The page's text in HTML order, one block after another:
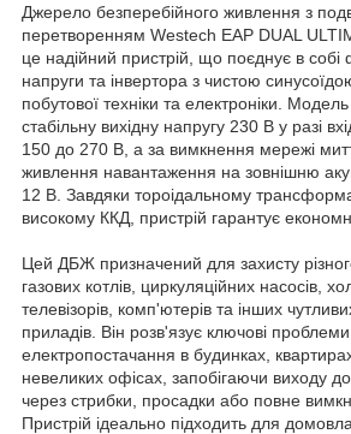
Джерело безперебійного живлення з
перетворенням Westech EAP DUAL
це надійний пристрій, що поєднує в собі
напруги та інвертора з чистою
побутової техніки та електроніки.
стабільну вихідну напругу 230 В у разі
150 до 270 В, а за вимкнення мережі
живлення навантаження на зовнішню
12 В. Завдяки тороідальному
високому ККД, пристрій гарантує
Цей ДБЖ призначений для захисту
газових котлів, циркуляційних насосів,
телевізорів, комп'ютерів та інших
приладів. Він розв'язує ключові
електропостачання в будинках,
невеликих офісах, запобігаючи виходу
через стрибки, просадки або повне
Пристрій ідеально підходить для